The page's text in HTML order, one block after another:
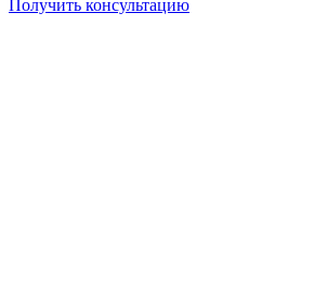
Получить консультацию